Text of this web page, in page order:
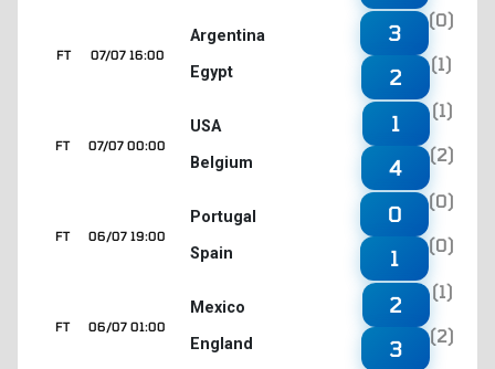
07/07 16:00
FT
Argentina
Egypt
3
(0)
2
(1)
07/07 00:00
FT
USA
Belgium
1
(1)
4
(2)
06/07 19:00
FT
Portugal
Spain
0
(0)
1
(0)
06/07 01:00
FT
Mexico
England
2
(1)
3
(2)